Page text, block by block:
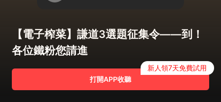
【電子榨菜】謙道3選題征集令——到！
各位鐵粉您請進
打開APP收聽
新人領7天免費試用